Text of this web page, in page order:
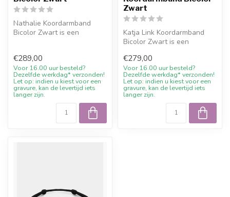
Nathalie Koordarmband
Bicolor Zwart is een
€289,00
Voor 16.00 uur besteld?
Dezelfde werkdag* verzonden!
Let op: indien u kiest voor een
gravure, kan de levertijd iets
langer zijn.
Zwart
Katja Link Koordarmband
Bicolor Zwart is een
sieraad....
€279,00
Voor 16.00 uur besteld?
Dezelfde werkdag* verzonden!
Let op: indien u kiest voor een
gravure, kan de levertijd iets
langer zijn.